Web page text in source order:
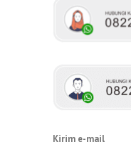
Kirim e-mail